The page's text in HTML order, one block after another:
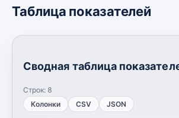
Таблица показателей
Сводная таблица
Строк: 8
Колонки
CSV JSON